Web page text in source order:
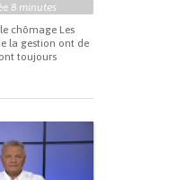
8 minutes
chômage Les
la gestion ont de
toujours